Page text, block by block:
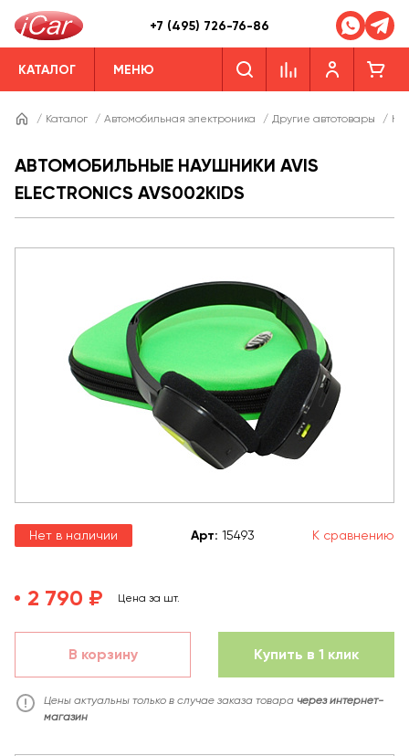
+7 (495) 726-76-86
КАТАЛОГ МЕНЮ
/ Каталог / Автомобильная электроника / Другие автотовары /
АВТОМОБИЛЬНЫЕ НАУШНИКИ AVIS
ELECTRONICS AVS002KIDS
Нет в наличии Арт: 15493 К сравнению
2 790 ₽ Цена за шт.
В корзину Купить в 1 клик
Цены актуальны только в случае заказа товара через интернет-
магазин